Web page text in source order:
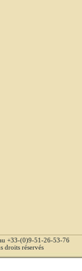
+33-(0)9-51-26-53-76
droits réservés